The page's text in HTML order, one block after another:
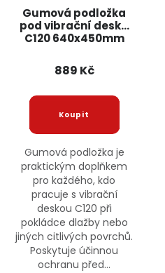
Gumová podložka
pod vibrační desku
C120 640x450mm
889 Kč
Gumová podložka je
praktickým doplňkem
pro každého, kdo
pracuje s vibrační
deskou C120 při
pokládce dlažby nebo
jiných citlivých povrchů.
Poskytuje účinnou
ochranu před...